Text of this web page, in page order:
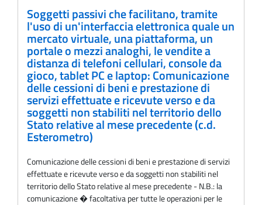
Soggetti passivi che facilitano, tramite
l'uso di un'interfaccia elettronica quale un
mercato virtuale, una piattaforma, un
portale o mezzi analoghi, le vendite a
distanza di telefoni cellulari, console da
gioco, tablet PC e laptop: Comunicazione
delle cessioni di beni e prestazione di
servizi effettuate e ricevute verso e da
soggetti non stabiliti nel territorio dello
Stato relative al mese precedente (c.d.
Esterometro)
Comunicazione delle cessioni di beni e prestazione di servizi
effettuate e ricevute verso e da soggetti non stabiliti nel
territorio dello Stato relative al mese precedente - N.B.: la
comunicazione � facoltativa per tutte le operazioni per le